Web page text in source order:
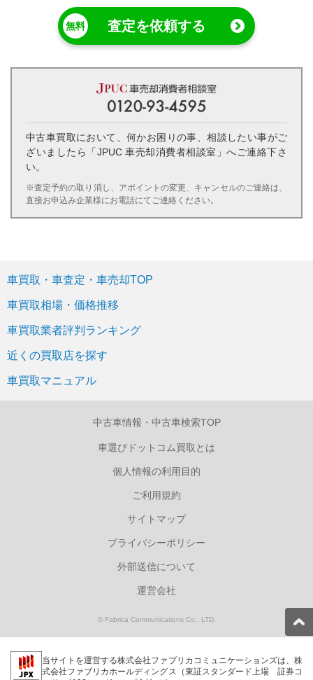
査定を依頼する
中古車買取において、何かお困りの事、相談したい事がご
ざいましたら「JPUC 車売却消費者相談室」へご連絡下さ
い。
※査定予約の取り消し、アポイントの変更、キャンセルのご連絡は、
直接お申込み企業様にお電話にてご連絡ください。
車買取・車査定・車売却TOP
車買取相場・価格推移
車買取業者評判ランキング
近くの買取店を探す
車買取マニュアル
中古車情報・中古車検索TOP
車選びドットコム買取とは
個人情報の利用目的
ご利用規約
サイトマップ
プライバシーポリシー
外部送信について
運営会社
© Fabrica Communications Co., LTD.
当サイトを運営する株式会社ファブリカコミュニケーションズは、株
式会社ファブリカホールディングス（東証スタンダード上場 証券コ